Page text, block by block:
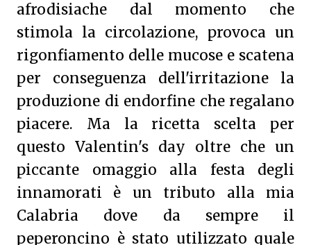
afrodisiache dal momento che
stimola la circolazione, provoca un
rigonfiamento delle mucose e scatena
per conseguenza dell'irritazione la
produzione di endorfine che regalano
piacere. Ma la ricetta scelta per
questo Valentin's day oltre che un
piccante omaggio alla festa degli
innamorati è un tributo alla mia
Calabria dove da sempre il
peperoncino è stato utilizzato quale